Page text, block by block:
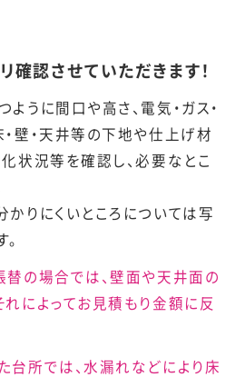
確認させていただきます！
うに間口や高さ、電気・ガス・
壁・天井等の下地や仕上げ材
状況等を確認し、必要なとこ
かりにくいところについては写
替の場合では、壁面や天井面の
れによってお見積もり金額に反
台所では、水漏れなどにより床